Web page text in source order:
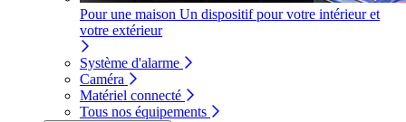
Pour une maison Un dispositif pour votre intérieur et
votre extérieur
Système d'alarme
Caméra
Matériel connecté
Tous nos équipements